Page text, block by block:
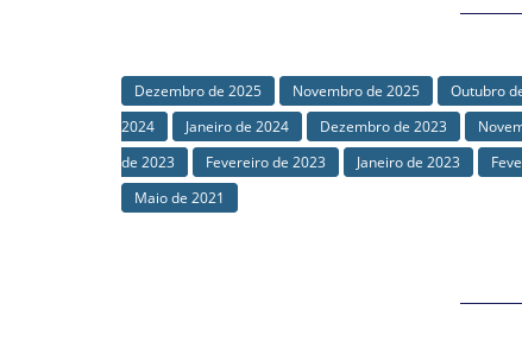
Dezembro de 2025 Novembro de 2025 Outubro
2024
Janeiro de 2024 Dezembro de 2023
de 2023
Fevereiro de 2023 Janeiro de 2023
Maio de 2021